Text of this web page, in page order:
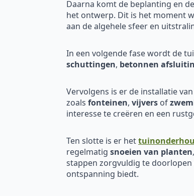
Daarna komt de beplanting en de
het ontwerp. Dit is het moment
aan de algehele sfeer en
In een volgende fase wordt de
schuttingen, betonnen
Vervolgens is er de installatie van
zoals fonteinen, vijvers of
interesse te creëren en een
Ten slotte is er het
regelmatig snoeien van planten,
stappen zorgvuldig te
ontspanning biedt.